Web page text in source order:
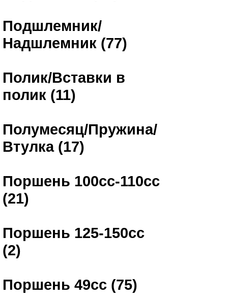
Подшлемник/
Надшлемник (77)
Полик/Вставки в
полик (11)
Полумесяц/Пружина/
Втулка (17)
Поршень 100сс-110сс
(21)
Поршень 125-150сс
(2)
Поршень 49сс (75)